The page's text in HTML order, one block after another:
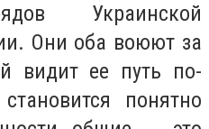
Украинской
Они оба воюют за
видит ее путь по-
понятно